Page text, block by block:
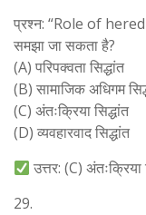
प्रश्न: “Role of
समझा जा सकता है?
(A) परिपक्वता सिद्धांत
(B) सामाजिक अधिगम
(C) अंतःक्रिया सिद्धांत
(D) व्यवहारवाद सिद्धांत
उत्तर: (C) अंतःक्रिया
29.